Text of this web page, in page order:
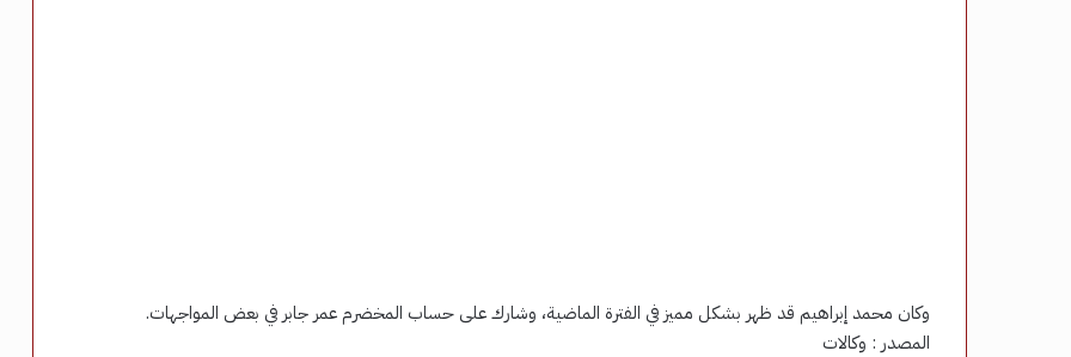
وكان محمد إبراهيم قد ظهر بشكل مميز في الفترة الماضية، وشارك على حساب المخضرم عمر جابر في بعض المواجهات.
المصدر : وكالات